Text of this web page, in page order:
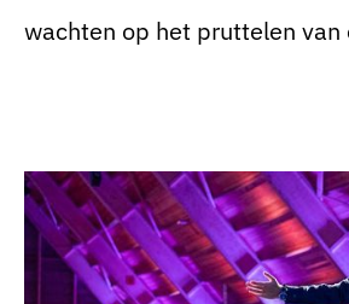
wachten op het pruttelen van